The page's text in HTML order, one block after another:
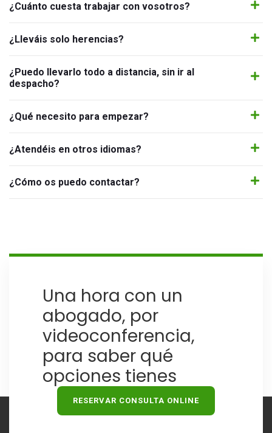
¿Cuánto cuesta trabajar con vosotros?
¿Lleváis solo herencias?
¿Puedo llevarlo todo a distancia, sin ir al
despacho?
¿Qué necesito para empezar?
¿Atendéis en otros idiomas?
¿Cómo os puedo contactar?
Una hora con un
abogado, por
videoconferencia,
para saber qué
opciones tienes
RESERVAR CONSULTA ONLINE